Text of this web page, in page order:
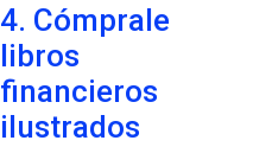
4. Cómprale
libros
financieros
ilustrados